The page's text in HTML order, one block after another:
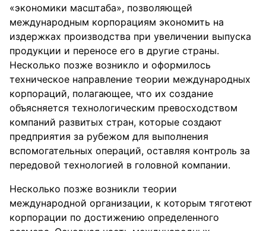
«экономики масштаба», позволяющей
международным корпорациям экономить на
издержках производства при увеличении выпуска
продукции и переносе его в другие страны.
Несколько позже возникло и оформилось
техническое направление теории международных
корпораций, полагающее, что их создание
объясняется технологическим превосходством
компаний развитых стран, которые создают
предприятия за рубежом для выполнения
вспомогательных операций, оставляя контроль за
передовой технологией в головной компании.
Несколько позже возникли теории
международной организации, к которым тяготеют
корпорации по достижению определенного